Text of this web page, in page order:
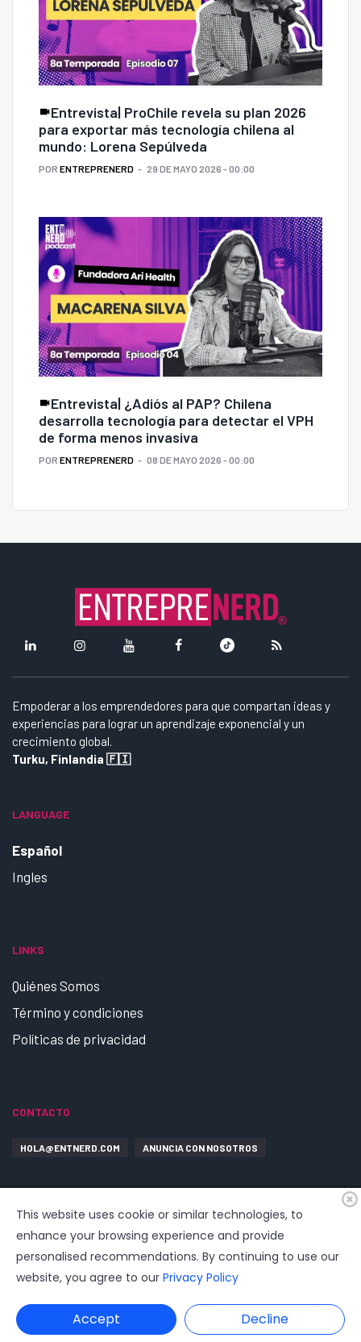
Entrevista| ProChile revela su plan 2026
para exportar más tecnología chilena al
mundo: Lorena Sepúlveda
POR ENTREPRENERD 29 DE MAYO 2026 - 00:00
Entrevista| ¿Adiós al PAP? Chilena
desarrolla tecnología para detectar el VPH
de forma menos invasiva
POR ENTREPRENERD 08 DE MAYO 2026 - 00:00
Empoderar a los emprendedores para que compartan ideas y
experiencias para lograr un aprendizaje exponencial y un
crecimiento global.
Turku, Finlandia 🇫🇮
LANGUAGE
Español
Ingles
LINKS
Quiénes Somos
Término y condiciones
Políticas de privacidad
CONTACTO
HOLA@ENTNERD.COM ANUNCIA CON NOSOTROS
www.dast.cl
This website uses cookie or similar technologies, to
enhance your browsing experience and provide
personalised recommendations. By continuing to use our
website, you agree to our Privacy Policy
Accept Decline